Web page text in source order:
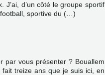
J’ai, d’un côté le groupe sportif
sportive du (…)
par vous présenter ? Bouallem
treize ans que je suis ici, en